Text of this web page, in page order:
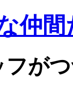
仲間
フが